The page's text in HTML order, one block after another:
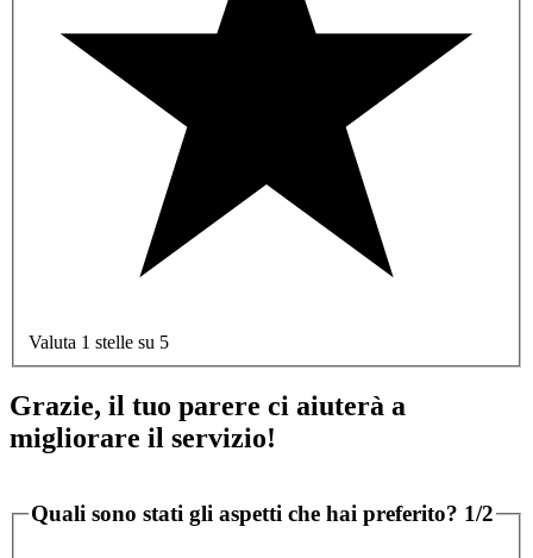
Valuta 1 stelle su 5
Grazie, il tuo parere ci aiuterà a
migliorare il servizio!
Quali sono stati gli aspetti che hai preferito? 1/2